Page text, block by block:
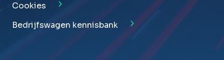
Cookies
Bedrijfswagen kennisbank